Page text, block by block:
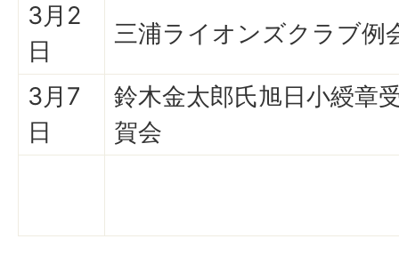
3月2
日
三浦ライオンズクラブ例
3月7
日
鈴木金太郎氏旭日小綬章
賀会